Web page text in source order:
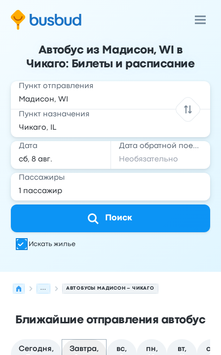
Автобус из Мадисон, WI в
Чикаго: Билеты и расписание
Пункт отправления
Пункт назначения
Дата Дата обратной поездки
Пассажиры
Поиск
Искать жилье
... АВТОБУСЫ МАДИСОН – ЧИКАГО
Ближайшие отправления автобус
Сегодня,
Завтра,
вс,
пн,
вт,
ср,